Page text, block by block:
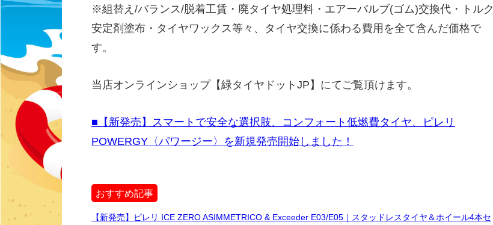
※組替え/バランス/脱着工賃・廃タイヤ処理料・エアーバルブ(ゴム)交換代・トルク
安定剤塗布・タイヤワックス等々、タイヤ交換に係わる費用を全て含んだ価格で
す。
当店オンラインショップ【緑タイヤドットJP】にてご覧頂けます。
■【新発売】スマートで安全な選択肢、コンフォート低燃費タイヤ、ピレリ
POWERGY〈パワージー〉を新規発売開始しました！
おすすめ記事
【新発売】ピレリ ICE ZERO ASIMMETRICO & Exceeder E03/E05｜スタッドレスタイヤ＆ホイール4本セ